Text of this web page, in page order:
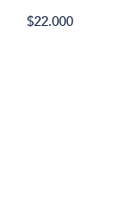
$22.000